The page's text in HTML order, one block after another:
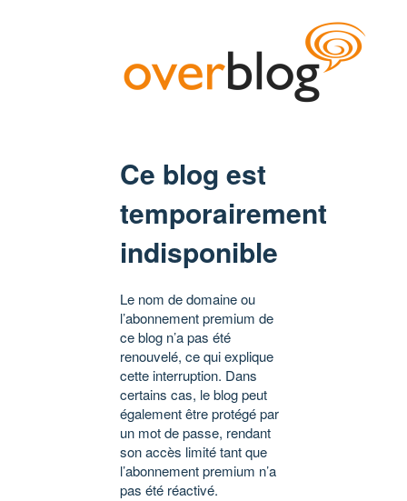
Ce blog est
temporairement
indisponible
Le nom de domaine ou
l’abonnement premium de
ce blog n’a pas été
renouvelé, ce qui explique
cette interruption. Dans
certains cas, le blog peut
également être protégé par
un mot de passe, rendant
son accès limité tant que
l’abonnement premium n’a
pas été réactivé.